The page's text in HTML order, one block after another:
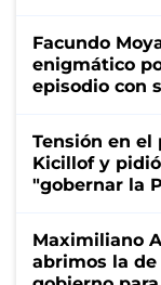
Facundo
enigmático
episodio con
Tensión en el
Kicillof y
"gobernar la
Maximiliano
abrimos la